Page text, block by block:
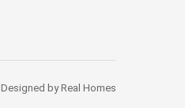
Designed by Real Homes